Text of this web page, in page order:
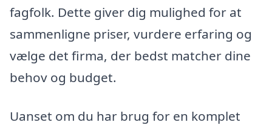
fagfolk. Dette giver dig mulighed for at
sammenligne priser, vurdere erfaring og
vælge det firma, der bedst matcher dine
behov og budget.
Uanset om du har brug for en komplet